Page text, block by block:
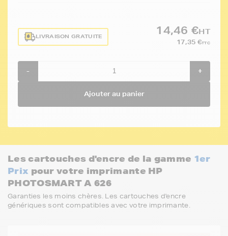
LIVRAISON GRATUITE
14,46 €HT
17,35 €TTC
- +
Ajouter au panier
Les cartouches d'encre de la gamme 1er
Prix pour votre imprimante HP
PHOTOSMART A 626
Garanties les moins chères. Les cartouches d'encre
génériques sont compatibles avec votre imprimante.